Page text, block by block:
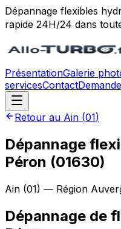
Dépannage flexibles
rapide 24H/24 dans
PrésentationGalerie
servicesContact
Retour au Ain (01)
Dépannage
Péron (01630)
Ain (01) — Région
Dépannage de